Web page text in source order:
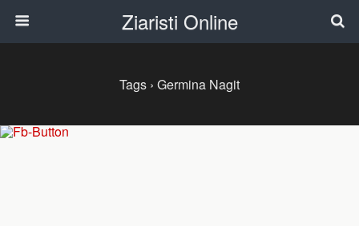
Ziaristi Online
Tags › Germina Nagit